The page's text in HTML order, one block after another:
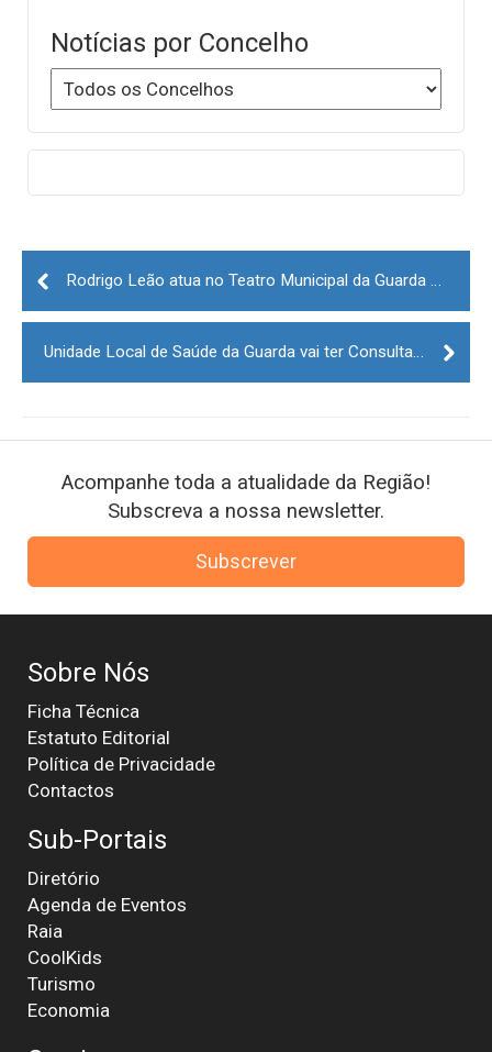
Notícias por Concelho
Post
navigation
Rodrigo Leão atua no Teatro Municipal da Guarda a 10 de junho
Unidade Local de Saúde da Guarda vai ter Consulta de Enfermagem de Amamentação
Acompanhe toda a atualidade da Região!
Subscreva a nossa newsletter.
Subscrever
Sobre Nós
Ficha Técnica
Estatuto Editorial
Política de Privacidade
Contactos
Sub-Portais
Diretório
Agenda de Eventos
Raia
CoolKids
Turismo
Economia